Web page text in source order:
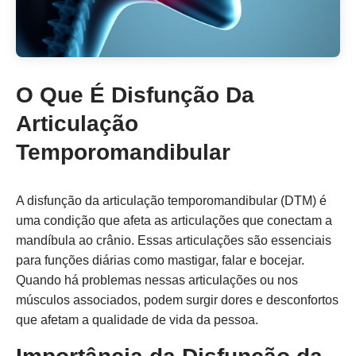
O Que É Disfunção Da
Articulação
Temporomandibular
A disfunção da articulação temporomandibular (DTM) é
uma condição que afeta as articulações que conectam a
mandíbula ao crânio. Essas articulações são essenciais
para funções diárias como mastigar, falar e bocejar.
Quando há problemas nessas articulações ou nos
músculos associados, podem surgir dores e desconfortos
que afetam a qualidade de vida da pessoa.